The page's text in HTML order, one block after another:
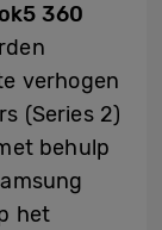
360
verhogen
(Series 2)
behulp
het